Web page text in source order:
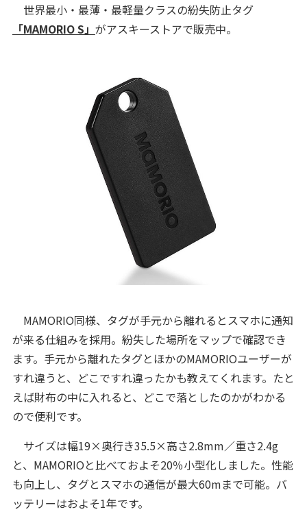
世界最小・最薄・最軽量クラスの紛失防止タグ
「MAMORIO S」 がアスキーストアで販売中。
MAMORIO同様、タグが手元から離れるとスマホに通知
が来る仕組みを採用。紛失した場所をマップで確認でき
ます。手元から離れたタグとほかのMAMORIOユーザーが
すれ違うと、どこですれ違ったかも教えてくれます。たと
えば財布の中に入れると、どこで落としたのかがわかる
ので便利です。
サイズは幅19×奥行き35.5×高さ2.8mm／重さ2.4g
と、MAMORIOと比べておよそ20％小型化しました。性能
も向上し、タグとスマホの通信が最大60mまで可能。バ
ッテリーはおよそ1年です。